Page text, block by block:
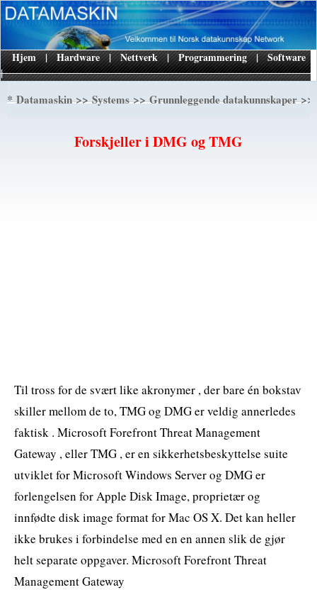
|
Hjem | Hardware | Nettverk | Programmering | Software
*Datamaskin>>Systems>>Grunnleggende datakunnskaper>>
Forskjeller i DMG og TMG
Til tross for de svært like akronymer , der bare én bokstav
skiller mellom de to, TMG og DMG er veldig annerledes
faktisk . Microsoft Forefront Threat Management
Gateway , eller TMG , er en sikkerhetsbeskyttelse suite
utviklet for Microsoft Windows Server og DMG er
forlengelsen for Apple Disk Image, proprietær og
innfødte disk image format for Mac OS X. Det kan heller
ikke brukes i forbindelse med en en annen slik de gjør
helt separate oppgaver. Microsoft Forefront Threat
Management Gateway